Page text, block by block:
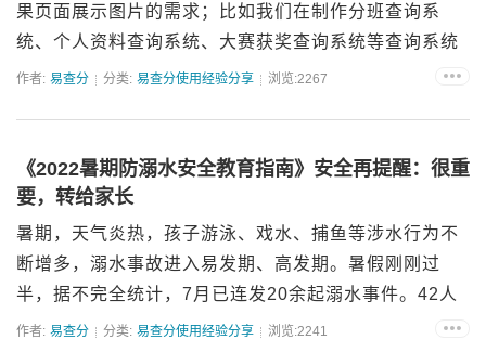
果页面展示图片的需求；比如我们在制作分班查询系
统、个人资料查询系统、大赛获奖查询系统等查询系统
时，需要在查询结果中展示班级群二维码、一寸照片、
作者: 易查分 分类: 易查分使用经验分享 浏览:2267
《2022暑期防溺水安全教育指南》安全再提醒：很重
要，转给家长
暑期，天气炎热，孩子游泳、戏水、捕鱼等涉水行为不
断增多，溺水事故进入易发期、高发期。暑假刚刚过
半，据不完全统计，7月已连发20余起溺水事件。42人
遇难、失联，其中大部分都是未成年人。所以，值此暑
作者: 易查分 分类: 易查分使用经验分享 浏览:2241